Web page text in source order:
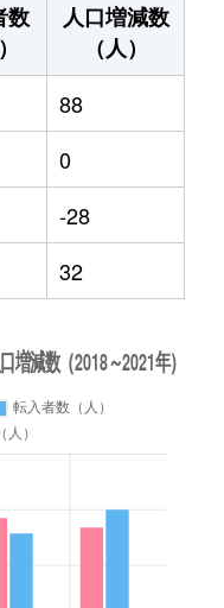
数
人口増減数
（人）
88
0
-28
32